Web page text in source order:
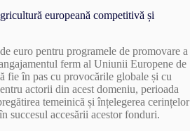
europeană competitivă și
euro pentru programele de promovare a
ferm al Uniunii Europene de
fie în pas cu provocările globale și cu
actorii din acest domeniu, perioada
temeinică și înțelegerea cerințelor
succesul accesării acestor fonduri.